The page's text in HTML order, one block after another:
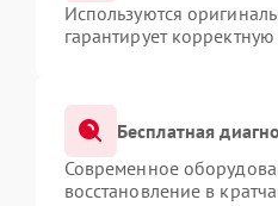
Используются
гарантирует
Бесплатная
Современное
восстановление в